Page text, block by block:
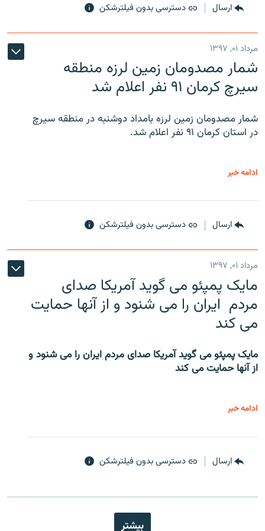
ارسال دسترسی بدون فیلترشکن
مرداد ۰۱, ۱۳۹۷
شمار مصدومان زمین لرزه منطقه
سیرچ کرمان ۹۱ نفر اعلام شد
شمار مصدومان زمین لرزه بامداد دوشنبه در منطقه سیرچ
در استان کرمان ۹۱ نفر اعلام شد.
ادامه خبر
ارسال دسترسی بدون فیلترشکن
مرداد ۰۱, ۱۳۹۷
مایک پمپئو می گوید آمریکا صدای
مردم ایران را می شنود و از آنها حمایت
می کند
مایک پمپئو می گوید آمریکا صدای مردم ایران را می شنود و
از آنها حمایت می کند
ادامه خبر
ارسال دسترسی بدون فیلترشکن
بیشتر